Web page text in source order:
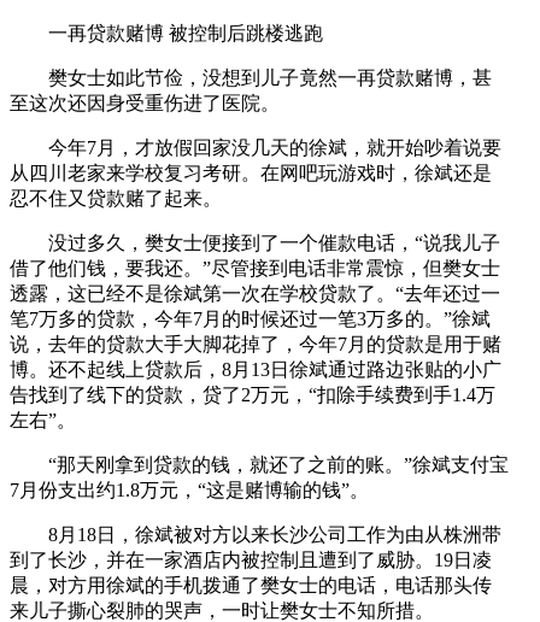
一再贷款赌博 被控制后跳楼逃跑
樊女士如此节俭，没想到儿子竟然一再贷款赌博，甚
至这次还因身受重伤进了医院。
今年7月，才放假回家没几天的徐斌，就开始吵着说要
从四川老家来学校复习考研。在网吧玩游戏时，徐斌还是
忍不住又贷款赌了起来。
没过多久，樊女士便接到了一个催款电话，“说我儿子
借了他们钱，要我还。”尽管接到电话非常震惊，但樊女士
透露，这已经不是徐斌第一次在学校贷款了。“去年还过一
笔7万多的贷款，今年7月的时候还过一笔3万多的。”徐斌
说，去年的贷款大手大脚花掉了，今年7月的贷款是用于赌
博。还不起线上贷款后，8月13日徐斌通过路边张贴的小广
告找到了线下的贷款，贷了2万元，“扣除手续费到手1.4万
左右”。
“那天刚拿到贷款的钱，就还了之前的账。”徐斌支付宝
7月份支出约1.8万元，“这是赌博输的钱”。
8月18日，徐斌被对方以来长沙公司工作为由从株洲带
到了长沙，并在一家酒店内被控制且遭到了威胁。19日凌
晨，对方用徐斌的手机拨通了樊女士的电话，电话那头传
来儿子撕心裂肺的哭声，一时让樊女士不知所措。